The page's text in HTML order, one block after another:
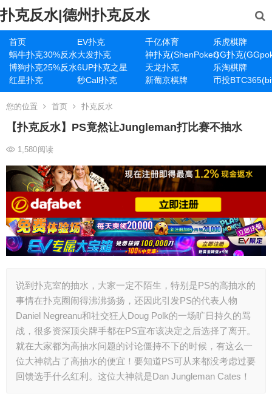
扑克反水|德州扑克反水
首页 EV扑克 千亿体育
乐虎棋牌
蜗牛扑克30%反水大发扑克 神扑克(ShenPoker)GG扑克
博狗扑克25%反水6UP扑克之星 天龙扑克
乐淘棋牌
红星扑克
秒Call扑克 新葡京棋牌 币投
您的位置 首页 扑克反水
【扑克反水】PS竟然让Jungleman打比赛不抽水
1,580阅读
说到扑克室的抽水，大家一定不陌生，特别是PS的高抽水的
事情在扑克圈闹得沸沸扬扬，还因此引发PS的代表人物
Daniel Negreanu和社交狂人Doug Polk的一场旷日持久的骂
战，很多资深顶尖牌手都在PS宣布该决定之后选择了离开。
就在大家都为高抽水问题的讨论僵持不下的时候，有这么一
位大神就占了高抽水的便宜！要知道PS可从来都没考虑过要
回馈选手什么红利。这位大神就是Dan Jungleman Cates！